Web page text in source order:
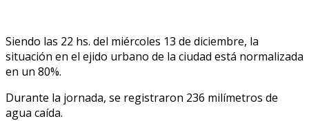
Siendo las 22 hs. del miércoles 13 de diciembre, la
situación en el ejido urbano de la ciudad está normalizada
en un 80%.
Durante la jornada, se registraron 236 milímetros de
agua caída.